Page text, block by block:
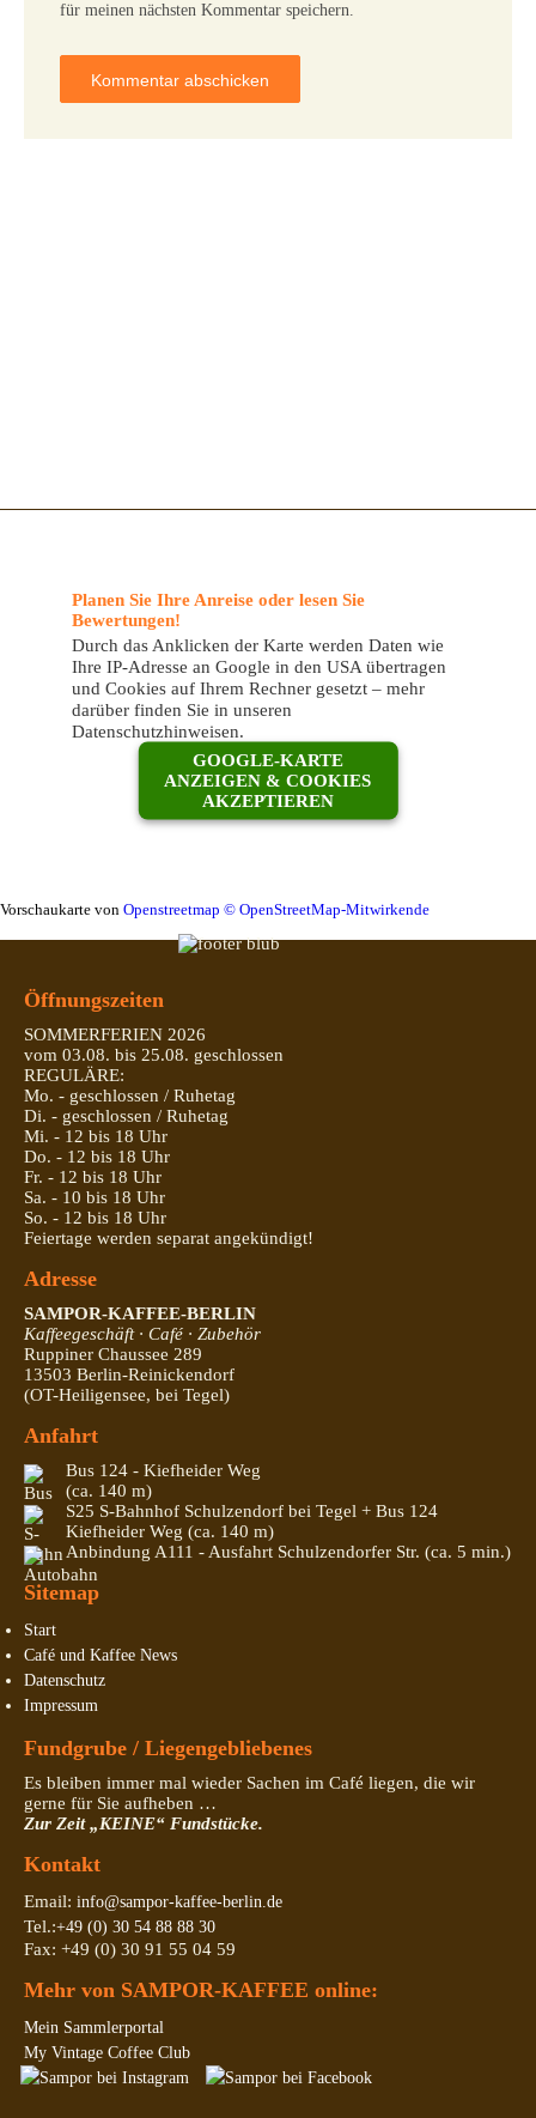
für meinen nächsten Kommentar speichern.
Planen Sie Ihre Anreise oder lesen Sie
Bewertungen!
Durch das Anklicken der Karte werden Daten wie
Ihre IP-Adresse an Google in den USA übertragen
und Cookies auf Ihrem Rechner gesetzt – mehr
darüber finden Sie in unseren
Datenschutzhinweisen.
GOOGLE-KARTE
ANZEIGEN & COOKIES
AKZEPTIEREN
Vorschaukarte von Openstreetmap © OpenStreetMap-Mitwirkende
Öffnungszeiten
SOMMERFERIEN 2026
vom 03.08. bis 25.08. geschlossen
REGULÄRE:
Mo. - geschlossen / Ruhetag
Di. - geschlossen / Ruhetag
Mi. - 12 bis 18 Uhr
Do. - 12 bis 18 Uhr
Fr. - 12 bis 18 Uhr
Sa. - 10 bis 18 Uhr
So. - 12 bis 18 Uhr
Feiertage werden separat angekündigt!
Adresse
SAMPOR-KAFFEE-BERLIN
Kaffeegeschäft · Café · Zubehör
Ruppiner Chaussee 289
13503 Berlin-Reinickendorf
(OT-Heiligensee, bei Tegel)
Anfahrt
Bus 124 - Kiefheider Weg
(ca. 140 m)
S25 S-Bahnhof Schulzendorf bei Tegel + Bus 124
Kiefheider Weg (ca. 140 m)
Anbindung A111 - Ausfahrt Schulzendorfer Str. (ca. 5 min.)
Sitemap
Start
Café und Kaffee News
Datenschutz
Impressum
Fundgrube / Liegengebliebenes
Es bleiben immer mal wieder Sachen im Café liegen, die wir
gerne für Sie aufheben …
Zur Zeit „KEINE“ Fundstücke.
Kontakt
Email: info@sampor-kaffee-berlin.de
Tel.:+49 (0) 30 54 88 88 30
Fax: +49 (0) 30 91 55 04 59
Mehr von SAMPOR-KAFFEE online:
Mein Sammlerportal
My Vintage Coffee Club